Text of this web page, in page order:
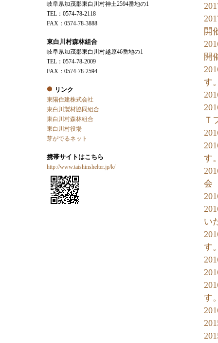
岐阜県加茂郡東白川村神土2594番地の1
TEL：0574-78-2118
FAX：0574-78-3888
東白川村森林組合
岐阜県加茂郡東白川村越原46番地の1
TEL：0574-78-2009
FAX：0574-78-2594
リンク
東陽住建株式会社
東白川製材協同組合
東白川村森林組合
東白川村役場
芽がでるネット
携帯サイトはこちら
http://www.taishinshelter.jp/k/
開
開
す
Ｔ
す
会
い
す
す